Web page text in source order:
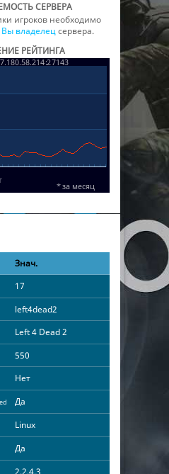
СЕРВЕРА
игроков необходимо
Вы владелецсервера.
РЕЙТИНГА
Знач.
17
left4dead2
Left 4 Dead 2
550
Нет
Да
Linux
Да